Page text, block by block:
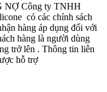
NỢ Công ty TNHH
có các chính sách
hàng áp dụng đối với
hàng là người dùng
trở lên . Thông tin liên
hỗ trợ